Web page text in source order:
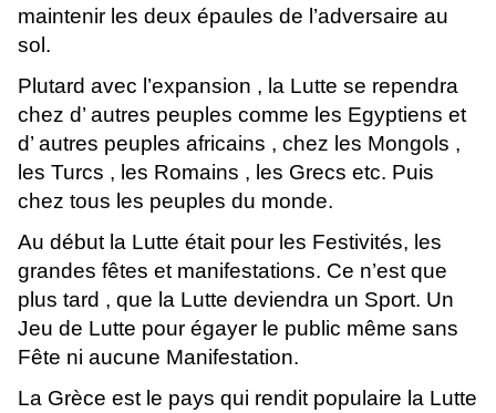
maintenir les deux épaules de l’adversaire au
sol.
Plutard avec l’expansion , la Lutte se rependra
chez d’ autres peuples comme les Egyptiens et
d’ autres peuples africains , chez les Mongols ,
les Turcs , les Romains , les Grecs etc. Puis
chez tous les peuples du monde.
Au début la Lutte était pour les Festivités, les
grandes fêtes et manifestations. Ce n’est que
plus tard , que la Lutte deviendra un Sport. Un
Jeu de Lutte pour égayer le public même sans
Fête ni aucune Manifestation.
La Grèce est le pays qui rendit populaire la Lutte